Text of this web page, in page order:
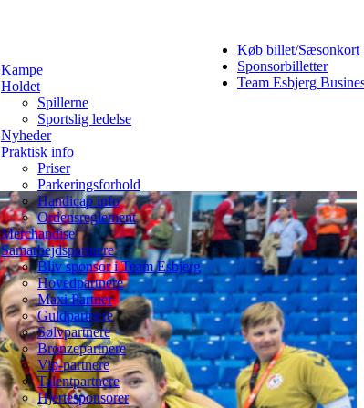
Køb billet/Sæsonkort
Sponsorbilletter
Team Esbjerg
Kampe
Holdet
Spillerne
Sportslig ledelse
Nyheder
Praktisk info
Priser
Parkeringsforhold
Handicap info
Ordensreglement
Merchandise
Samarbejdspartnere
Bliv sponsor i Team Esbjerg
Hovedpartnere
Maxi Partner
Guldpartnere
Sølvpartnere
Bronzepartnere
Vip-partnere
Talentpartnere
Hjertesponsorer